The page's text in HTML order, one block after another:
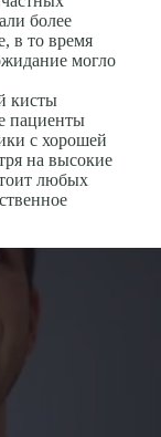
более
в то время
могло
кисты
пациенты
с хорошей
на высокие
любых